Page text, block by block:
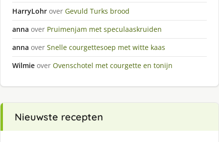
HarryLohr over Gevuld Turks brood
anna over Pruimenjam met speculaaskruiden
anna over Snelle courgettesoep met witte kaas
Wilmie over Ovenschotel met courgette en tonijn
Nieuwste recepten